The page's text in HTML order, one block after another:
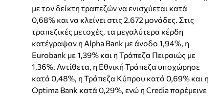
με τον δείκτη τραπεζών να ενισχύεται κατά
0,68% και να κλείνει στις 2.672 μονάδες. Στις
τραπεζικές μετοχές, τα μεγαλύτερα κέρδη
κατέγραψαν η Alpha Bank με άνοδο 1,94%, η
Eurobank με 1,39% και η Τράπεζα Πειραιώς με
1,36%. Αντίθετα, η Εθνική Τράπεζα υποχώρησε
κατά 0,48%, η Τράπεζα Κύπρου κατά 0,69% και η
Optima Bank κατά 0,29%, ενώ η Credia παρέμεινε